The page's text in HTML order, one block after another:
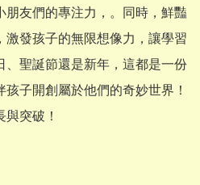
朋友們的專注力，。同時，鮮豔
激發孩子的無限想像力，讓學習
、聖誕節還是新年，這都是一份
子開創屬於他們的奇妙世界！
突破！